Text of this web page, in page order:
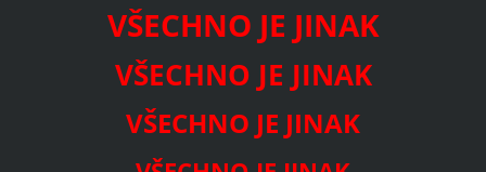
VŠECHNO JE JINAK
VŠECHNO JE JINAK
VŠECHNO JE JINAK